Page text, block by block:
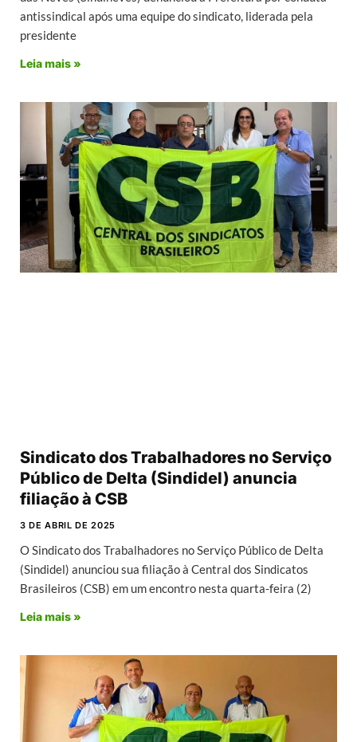
antissindical após uma equipe do sindicato, liderada pela
presidente
Leia mais »
Sindicato dos Trabalhadores no Serviço
Público de Delta (Sindidel) anuncia
filiação à CSB
3 DE ABRIL DE 2025
O Sindicato dos Trabalhadores no Serviço Público de Delta
(Sindidel) anunciou sua filiação à Central dos Sindicatos
Brasileiros (CSB) em um encontro nesta quarta-feira (2)
Leia mais »